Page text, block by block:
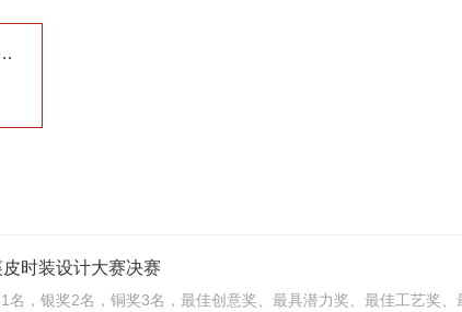
国际皮革、裘皮服装设计大奖赛征稿通知
皮时装设计大赛决赛
，银奖2名，铜奖3名，最佳创意奖、最具潜力奖、最佳工艺奖、